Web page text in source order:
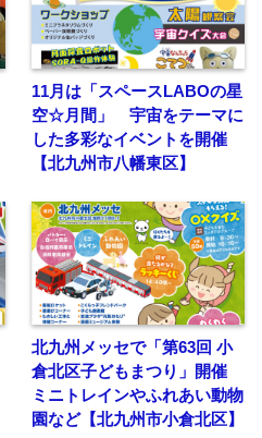
11月は「スペースLABOの星
空☆月間」 宇宙をテーマに
した多彩なイベントを開催
【北九州市八幡東区】
北九州メッセで「第63回 小
倉北区子どもまつり」開催
ミニトレインやふれあい動物
園など【北九州市小倉北区】